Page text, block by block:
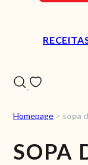
Homepage > sopa
SOPA